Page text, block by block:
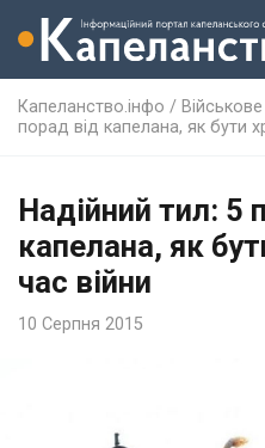
Капеланство.інфо /
порад від капелана, як бути
Надійний тил: 5
капелана, як
час війни
10 Серпня 2015